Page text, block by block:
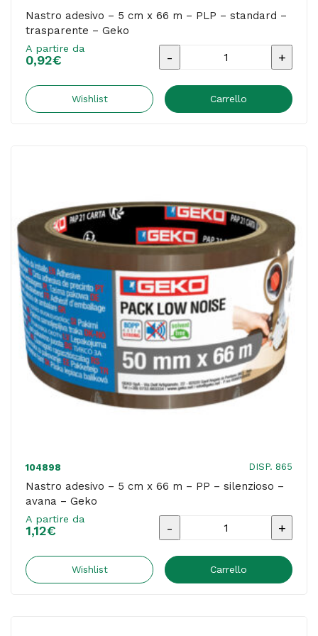
Nastro adesivo – 5 cm x 66 m – PLP – standard –
trasparente – Geko
A partire da
0,92€
Nastro
-
m
-
PLP
-
standard
-
trasparente
-
Geko
quantità
Wishlist Carrello
104898 DISP. 865
Nastro adesivo – 5 cm x 66 m – PP – silenzioso –
avana – Geko
A partire da
1,12€
Nastro
-
Wishlist Carrello